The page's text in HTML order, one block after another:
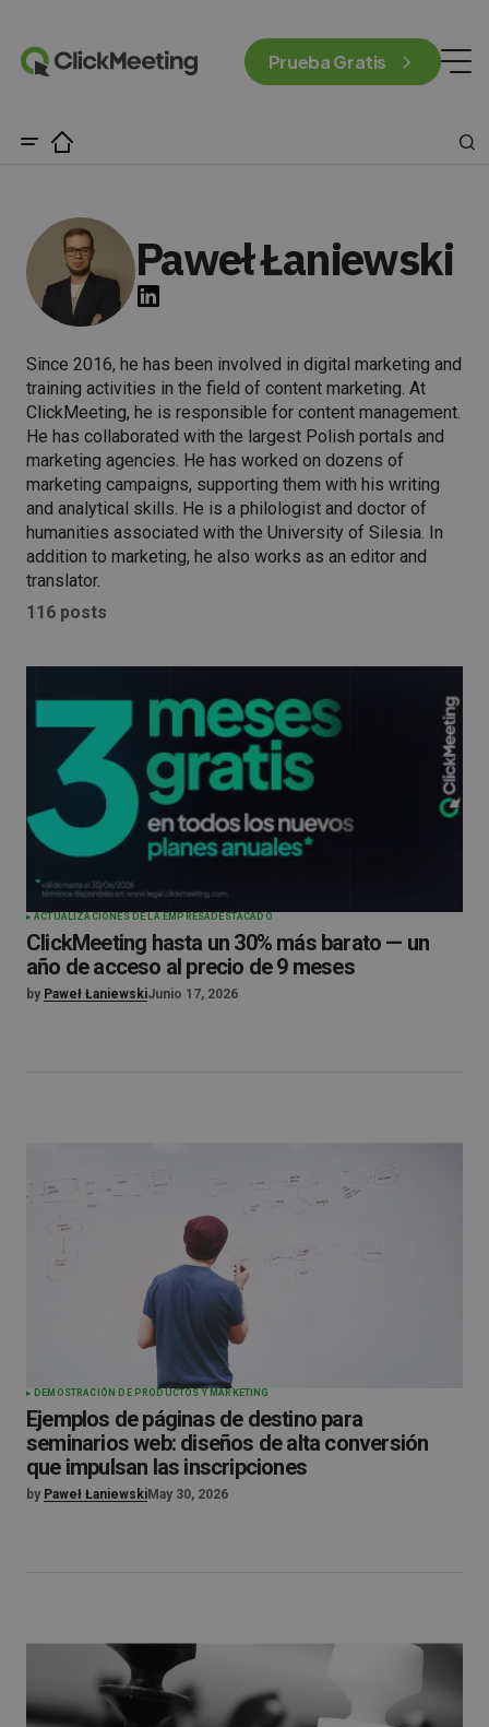
Prueba Gratis
Paweł Łaniewski
Since 2016, he has been involved in digital marketing and
training activities in the field of content marketing. At
ClickMeeting, he is responsible for content management.
He has collaborated with the largest Polish portals and
marketing agencies. He has worked on dozens of
marketing campaigns, supporting them with his writing
and analytical skills. He is a philologist and doctor of
humanities associated with the University of Silesia. In
addition to marketing, he also works as an editor and
translator.
116 posts
ACTUALIZACIONES DE LA EMPRESA DESTACADO
ClickMeeting hasta un 30% más barato — un
año de acceso al precio de 9 meses
by Paweł ŁaniewskiJunio 17, 2026
DEMOSTRACIÓN DE PRODUCTOS Y MARKETING
Ejemplos de páginas de destino para
seminarios web: diseños de alta conversión
que impulsan las inscripciones
by Paweł ŁaniewskiMay 30, 2026